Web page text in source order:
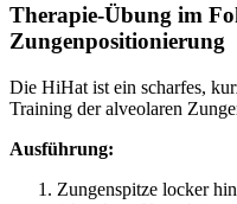
Therapie-Übung im
Zungenpositionierung
Die HiHat ist ein scharfes,
Training der alveolaren
Ausführung:
Zungenspitze locker